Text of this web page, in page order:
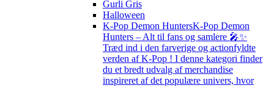
Gurli Gris
Halloween
K-Pop Demon HuntersK-Pop Demon
Hunters – Alt til fans og samlere 🎤✨
Træd ind i den farverige og actionfyldte
verden af K-Pop ! I denne kategori finder
du et bredt udvalg af merchandise
inspireret af det populære univers, hvor